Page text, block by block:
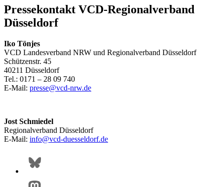
Pressekontakt VCD-Regionalverband
Düsseldorf
Iko Tönjes
VCD Landesverband NRW und Regionalverband Düsseldorf
Schützenstr. 45
40211 Düsseldorf
Tel.: 0171 – 28 09 740
E-Mail: presse@vcd-nrw.de
Jost Schmiedel
Regionalverband Düsseldorf
E-Mail: info@vcd-duesseldorf.de